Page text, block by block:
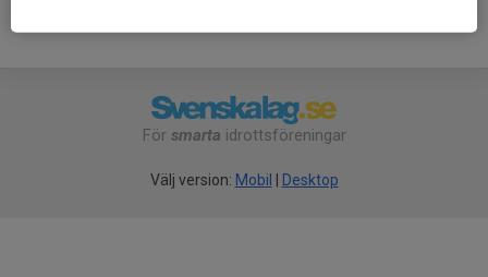
För smarta idrottsföreningar
Välj version: Mobil Desktop